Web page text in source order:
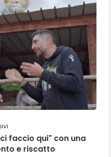
faccio qui" con una
e riscatto